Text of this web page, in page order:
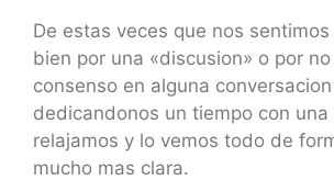
De estas veces que nos
bien por una «discusion» o por
consenso en alguna
dedicandonos un tiempo con una
relajamos y lo vemos todo de
mucho mas clara.